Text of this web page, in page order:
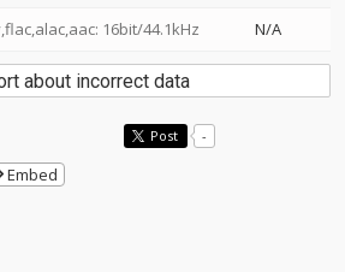
16bit/44.1kHz N/A
about incorrect data
Post -
Embed